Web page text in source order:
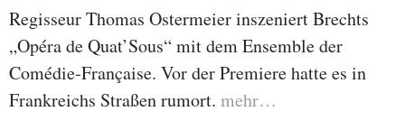
Regisseur Thomas Ostermeier inszeniert Brechts
„Opéra de Quat’Sous“ mit dem Ensemble der
Comédie-Française. Vor der Premiere hatte es in
Frankreichs Straßen rumort. mehr…